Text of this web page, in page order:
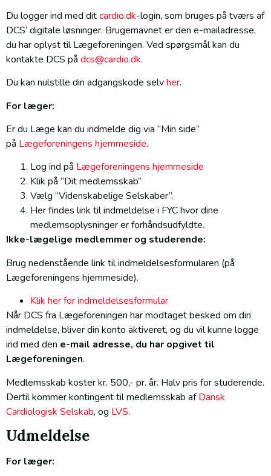
Du logger ind med ditcardio.dk-login, som bruges på tværs af
DCS’ digitale løsninger. Brugernavnet er den e-mailadresse,
du har oplyst til Lægeforeningen. Ved spørgsmål kan du
kontakte DCS på dcs@cardio.dk.
Du kan nulstille din adgangskode selvher.
For læger:
Er du Læge kan du indmelde dig via “Min side”
på Lægeforeningens hjemmeside.
Log ind på Lægeforeningens hjemmeside
Klik på “Dit medlemsskab”
Vælg “Videnskabelige Selskaber”.
Her findes link til indmeldelse i FYC hvor dine
medlemsoplysninger er forhåndsudfyldte.
Ikke-lægelige medlemmer og studerende:
Brug nedenstående link til indmeldelsesformularen (på
Lægeforeningens hjemmeside).
Klik her for indmeldelsesformular
Når DCS fra Lægeforeningen har modtaget besked om din
indmeldelse, bliver din konto aktiveret, og du vil kunne logge
ind med den e-mail adresse, du har opgivet til
Lægeforeningen.
Medlemsskab koster kr. 500,- pr. år. Halv pris for studerende.
Dertil kommer kontingent til medlemsskab afDansk
Cardiologisk Selskab, og LVS.
Udmeldelse
For læger: